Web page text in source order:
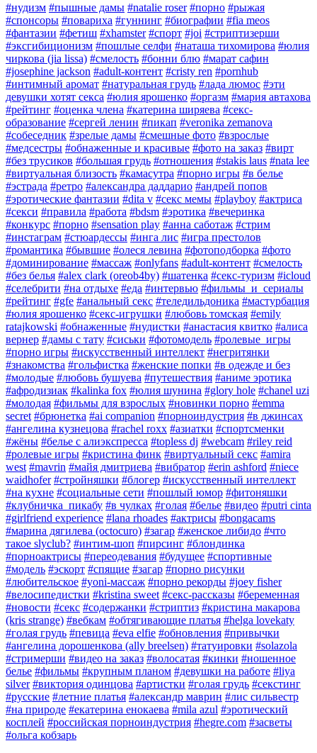
#нудизм #пышные дамы #natalie roser #порно #рыжая
#спонсоры #повариха #гуннинг #биографии #fia meos
#фантазии #фетиш #xhamster #спорт #joi #стриптизерши
#эксгибиционизм #пошлые селфи #наташа тихомирова #юлия
чиркова (jia lissa) #смелость #бонни блю #марат сафин
#josephine jackson #adult-контент #cristy ren #pornhub
#интимный аромат #натуральная грудь #лада люмос #эти
девушки хотят секса #юлия ярошенко #оргазм #мария автахова
#рейтинг #оценка члена #катерина ширяева #секс-
образование #сергей ленин #пикап #veronika zemanova
#собеседник #зрелые дамы #смешные фото #взрослые
#медсестры #обнаженные и красивые #фото на заказ #вирт
#без трусиков #большая грудь #отношения #stakis laus #nata lee
#виртуальная близость #камасутра #порно игры #в белье
#эстрада #ретро #александра даддарио #андрей попов
#эротические фантазии #dita v #секс мемы #playboy #актриса
#секси #правила #работа #bdsm #эротика #вечеринка
#конкурс #порно #sensation play #анна саботаж #стрим
#инстаграм #стюардессы #инга лис #игра престолов
#романтика #бывшие #олеся левина #фотоподборка #фото
#доминирование #массаж #onlyfans #adult-контент #смелость
#без белья #alex clark (oreob4by) #шатенка #секс-туризм #icloud
#селебрити #на отдыхе #еда #интервью #фильмы_и_сериалы
#рейтинг #gfe #анальный секс #теледильдоника #мастурбация
#юлия ярошенко #секс-игрушки #любовь томская #emily
ratajkowski #обнаженные #нудистки #анастасия квитко #алиса
вернер #дамы с тату #сиськи #фотомодель #ролевые_игры
#порно игры #искусственный интеллект #негритянки
#знакомства #гольфистка #женские попки #в одежде и без
#молодые #любовь бушуева #путешествия #аниме эротика
#афродизиак #kalinka fox #юлия шунина #glory hole #chanel uzi
#молодая #фильмы для взрослых #новинки порно #emma
secret #брюнетка #ai companion #порноиндустрия #в джинсах
#ангелина кузнецова #rachel roxx #азиатки #спортсменки
#жëны #белье с алиэкспресса #topless dj #webcam #riley reid
#ролевые игры #кристина финк #виртуальный секс #amira
west #mavrin #майя дмитриева #вибратор #erin ashford #niece
waidhofer #стройняшки #блогер #искусственный интеллект
#на кухне #социальные сети #пошлый юмор #фитоняшки
#клубничка_пикабу #в чулках #голая #белье #видео #putri cinta
#girlfriend experience #lana rhoades #актрисы #bongacams
#марина дягилева (octocuro) #загар #женское либидо #что
такое slyclub? #интим-шоп #пирсинг #блондинка
#порноактрисы #переодевания #будущее #спортивные
#модель #эскорт #спящие #загар #порно рисунки
#любительское #yoni-массаж #порно рекорды #joey fisher
#велосипедистки #kristina sweet #секс-рассказы #беременная
#новости #секс #содержанки #стриптиз #кристина макарова
(kris strange) #вебкам #обтягивающие платья #helga lovekaty
#голая грудь #певица #eva elfie #обновления #привычки
#ангелина дорошенкова (ally breelsen) #татуировки #solazola
#стримерши #видео на заказ #волосатая #кинки #ношенное
белье #фильмы #крупным планом #девушки на работе #liya
silver #виктория одинцова #артистки #голая грудь #секстинг
#русские #летние платья #александр маврин #лис сильвестр
#на природе #екатерина енокаева #mila azul #эротический
косплей #российская порноиндустрия #hegre.com #засветы
#ольга кобзарь